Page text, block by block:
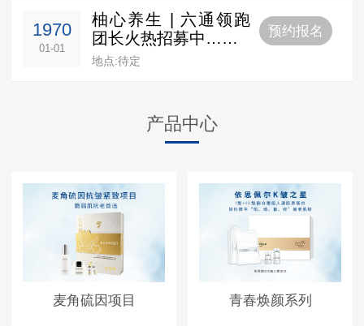
1970
01-01
柚心养生 | 六通领跑
团长火热招募中……
地点:待定
预约报名
产品中心
麦角硫因项目 青春焕颜系列